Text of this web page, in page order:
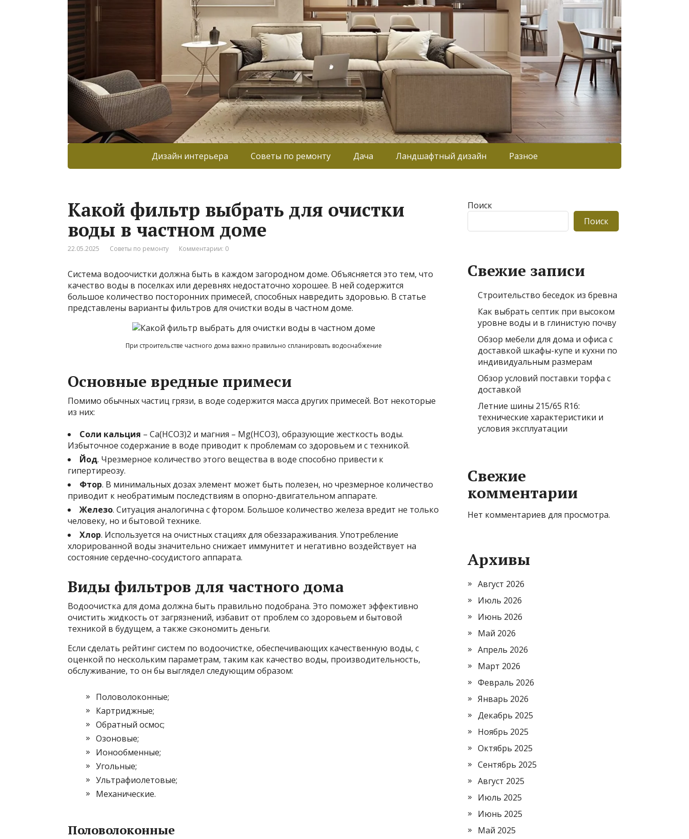
Дизайн интерьера Советы по ремонту Дача Ландшафтный дизайн Разное
Какой фильтр выбрать для очистки
воды в частном доме
22.05.2025 Советы по ремонту Комментарии: 0
Система водоочистки должна быть в каждом загородном доме. Объясняется это тем, что
качество воды в поселках или деревнях недостаточно хорошее. В ней содержится
большое количество посторонних примесей, способных навредить здоровью. В статье
представлены варианты фильтров для очистки воды в частном доме.
При строительстве частного дома важно правильно спланировать водоснабжение
Основные вредные примеси
Помимо обычных частиц грязи, в воде содержится масса других примесей. Вот некоторые
из них:
Соли кальция – Ca(HCO3)2 и магния – Mg(HCO3), образующие жесткость воды.
Избыточное содержание в воде приводит к проблемам со здоровьем и с техникой.
Йод. Чрезмерное количество этого вещества в воде способно привести к
гипертиреозу.
Фтор. В минимальных дозах элемент может быть полезен, но чрезмерное количество
приводит к необратимым последствиям в опорно-двигательном аппарате.
Железо. Ситуация аналогична с фтором. Большое количество железа вредит не только
человеку, но и бытовой технике.
Хлор. Используется на очистных стациях для обеззараживания. Употребление
хлорированной воды значительно снижает иммунитет и негативно воздействует на
состояние сердечно-сосудистого аппарата.
Виды фильтров для частного дома
Водоочистка для дома должна быть правильно подобрана. Это поможет эффективно
очистить жидкость от загрязнений, избавит от проблем со здоровьем и бытовой
техникой в будущем, а также сэкономить деньги.
Если сделать рейтинг систем по водоочистке, обеспечивающих качественную воды, с
оценкой по нескольким параметрам, таким как качество воды, производительность,
обслуживание, то он бы выглядел следующим образом:
Половолоконные;
Картриджные;
Обратный осмос;
Озоновые;
Ионообменные;
Угольные;
Ультрафиолетовые;
Механические.
Половолоконные
Поиск
Поиск
Свежие записи
Строительство беседок из бревна
Как выбрать септик при высоком
уровне воды и в глинистую почву
Обзор мебели для дома и офиса с
доставкой шкафы-купе и кухни по
индивидуальным размерам
Обзор условий поставки торфа с
доставкой
Летние шины 215/65 R16:
технические характеристики и
условия эксплуатации
Свежие
комментарии
Нет комментариев для просмотра.
Архивы
Август 2026
Июль 2026
Июнь 2026
Май 2026
Апрель 2026
Март 2026
Февраль 2026
Январь 2026
Декабрь 2025
Ноябрь 2025
Октябрь 2025
Сентябрь 2025
Август 2025
Июль 2025
Июнь 2025
Май 2025